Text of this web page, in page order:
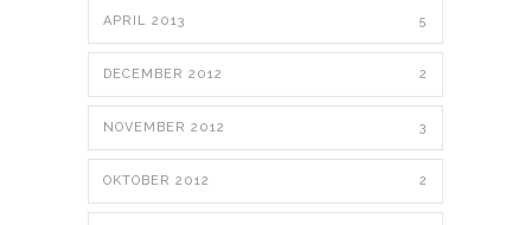
APRIL 2013 5
DECEMBER 2012 2
NOVEMBER 2012 3
OKTOBER 2012 2